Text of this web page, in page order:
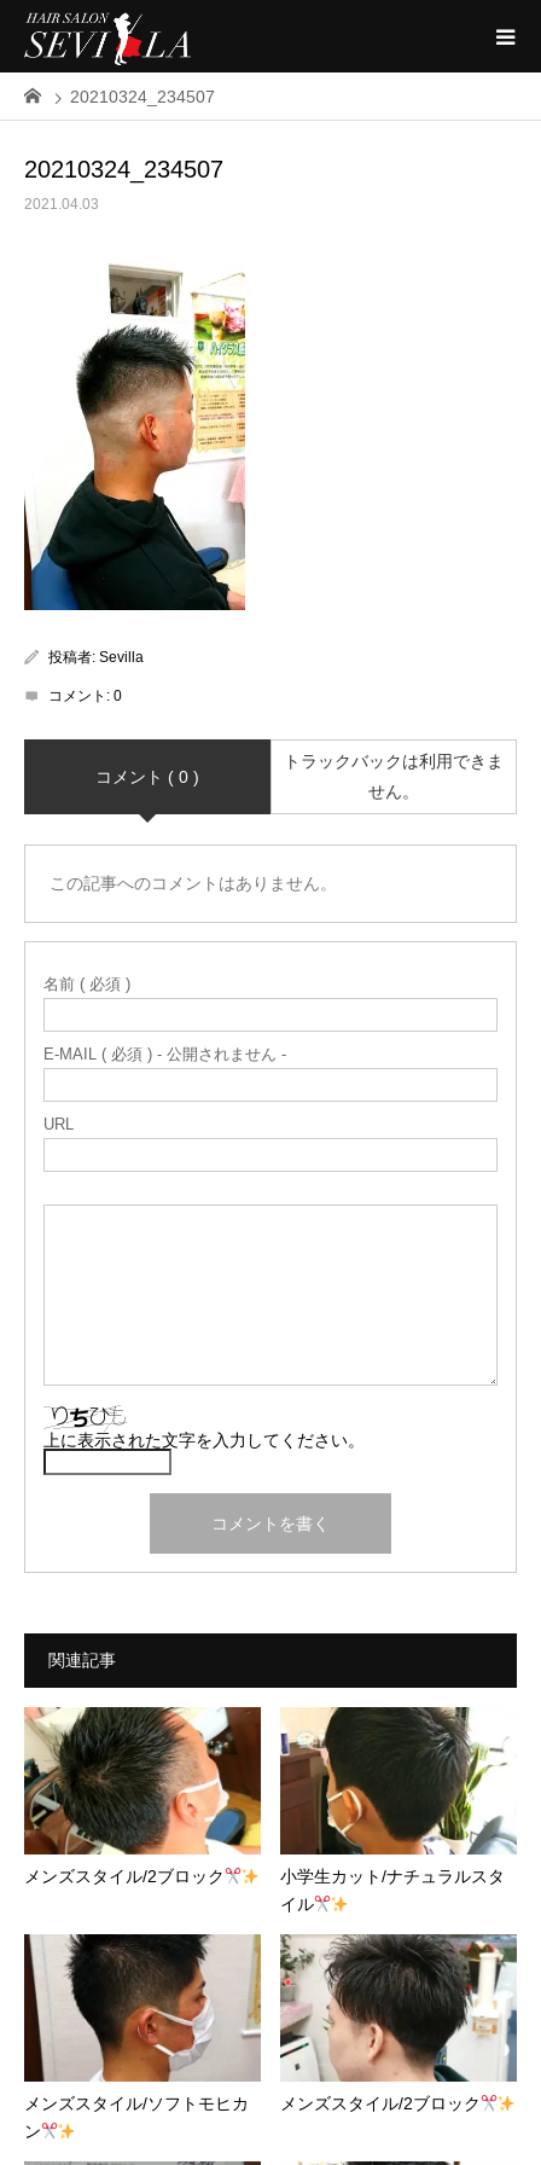
20210324_234507
20210324_234507
2021.04.03
投稿者: Sevilla
コメント: 0
コメント ( 0 )
トラックバックは利用できま
せん。
この記事へのコメントはありません。
名前 ( 必須 )
E-MAIL ( 必須 ) - 公開されません -
URL
上に表示された文字を入力してください。
関連記事
メンズスタイル/2ブロック
小学生カット/ナチュラルスタ
イル
メンズスタイル/ソフトモヒカ
ン
メンズスタイル/2ブロック